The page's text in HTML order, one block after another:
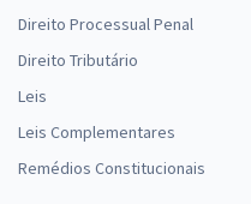
Direito Processual Penal
Direito Tributário
Leis
Leis Complementares
Remédios Constitucionais